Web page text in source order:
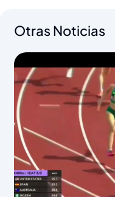
Otras Noticias